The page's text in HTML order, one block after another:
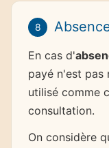
8
En cas d'
payé n'est pas
utilisé comme
consultation.
On considère